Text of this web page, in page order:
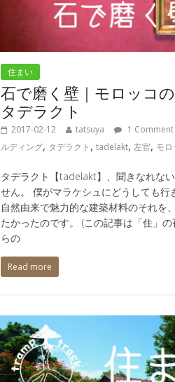
住まい
石で磨く壁｜モロッコの
タデラクト
2017-02-12 tatsuya 1 Comment
ルディング, タデラクト ,tadelakt,左官, モロ
タデラクト【tadelakt】、聞きなれな
せん。 僕がマラケシュにどうしても行
自然由来で魅力的な建築材料のそれを
たかったのです。 (この記事は「住」
らの
Read more